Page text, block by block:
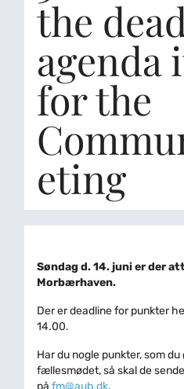
the
agenda
for the
eting
Søndag d. 14. juni er der
Morbærhaven.
Der er deadline for punkter
14.00.
Har du nogle punkter, som
fællesmødet, så skal de